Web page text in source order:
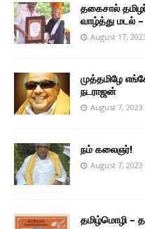
தகைசால்
வாழ்த்து மடல் –
August 17,
முத்தமிழே
நடராஜன்
August 7, 2023
நம் கலைஞர்!
August 7, 2023
தமிழ்மொழி –